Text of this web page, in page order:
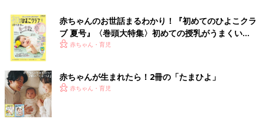
赤ちゃんのお世話まるわかり！『初めてのひよこクラ
ブ 夏号』〈巻頭大特集〉初めての授乳がうまくい
く！ おっぱい・ミルクの基本と夏のトラブル 解決テ
赤ちゃん・育児
赤ちゃんが生まれたら！2冊の「たまひよ」
赤ちゃん・育児